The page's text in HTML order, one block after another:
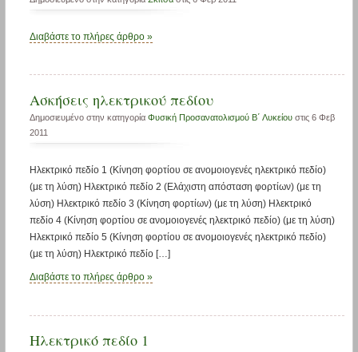
Διαβάστε το πλήρες άρθρο »
Ασκήσεις ηλεκτρικού πεδίου
Δημοσιευμένο στην κατηγορία Φυσική Προσανατολισμού Β΄ Λυκείουστις 6 Φεβ
2011
Ηλεκτρικό πεδίο 1 (Κίνηση φορτίου σε ανομοιογενές ηλεκτρικό πεδίο)
(με τη λύση) Ηλεκτρικό πεδίο 2 (Ελάχιστη απόσταση φορτίων) (με τη
λύση) Ηλεκτρικό πεδίο 3 (Κίνηση φορτίων) (με τη λύση) Ηλεκτρικό
πεδίο 4 (Κίνηση φορτίου σε ανομοιογενές ηλεκτρικό πεδίο) (με τη λύση)
Ηλεκτρικό πεδίο 5 (Κίνηση φορτίου σε ανομοιογενές ηλεκτρικό πεδίο)
(με τη λύση) Ηλεκτρικό πεδίο […]
Διαβάστε το πλήρες άρθρο »
Ηλεκτρικό πεδίο 1